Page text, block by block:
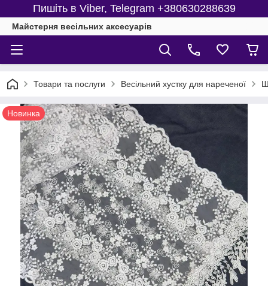
Пишіть в Viber, Telegram +380630288639
Майстерня веcільних аксесуарів
Товари та послуги Весільний хустку для нареченої
Новинка